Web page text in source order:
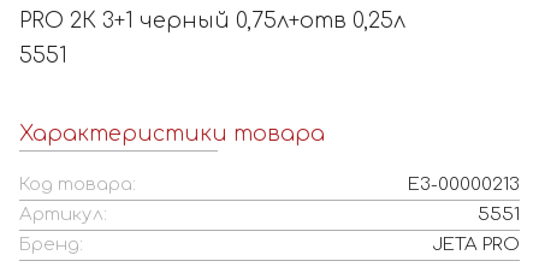
PRO 2К 3+1 черный 0,75л+отв 0,25л
5551
Характеристики товара
Код товара:
Е3-00000213
Артикул:
5551
Бренд:
JETA PRO